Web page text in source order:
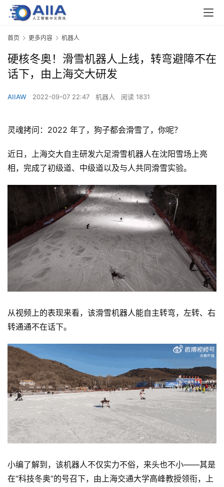
首页 更多内容 机器人
硬核冬奥！滑雪机器人上线，转弯避障不在
话下，由上海交大研发
AIIAW 2022-09-07 22:47 机器人 阅读 1831
灵魂拷问：2022 年了，狗子都会滑雪了，你呢？
近日，上海交大自主研发六足滑雪机器人在沈阳雪场上亮
相，完成了初级道、中级道以及与人共同滑雪实验。
从视频上的表现来看，该滑雪机器人能自主转弯，左转、右
转通通不在话下。
小编了解到，该机器人不仅实力不俗，来头也不小——其是
在“科技冬奥”的号召下，由上海交通大学高峰教授领衔，上